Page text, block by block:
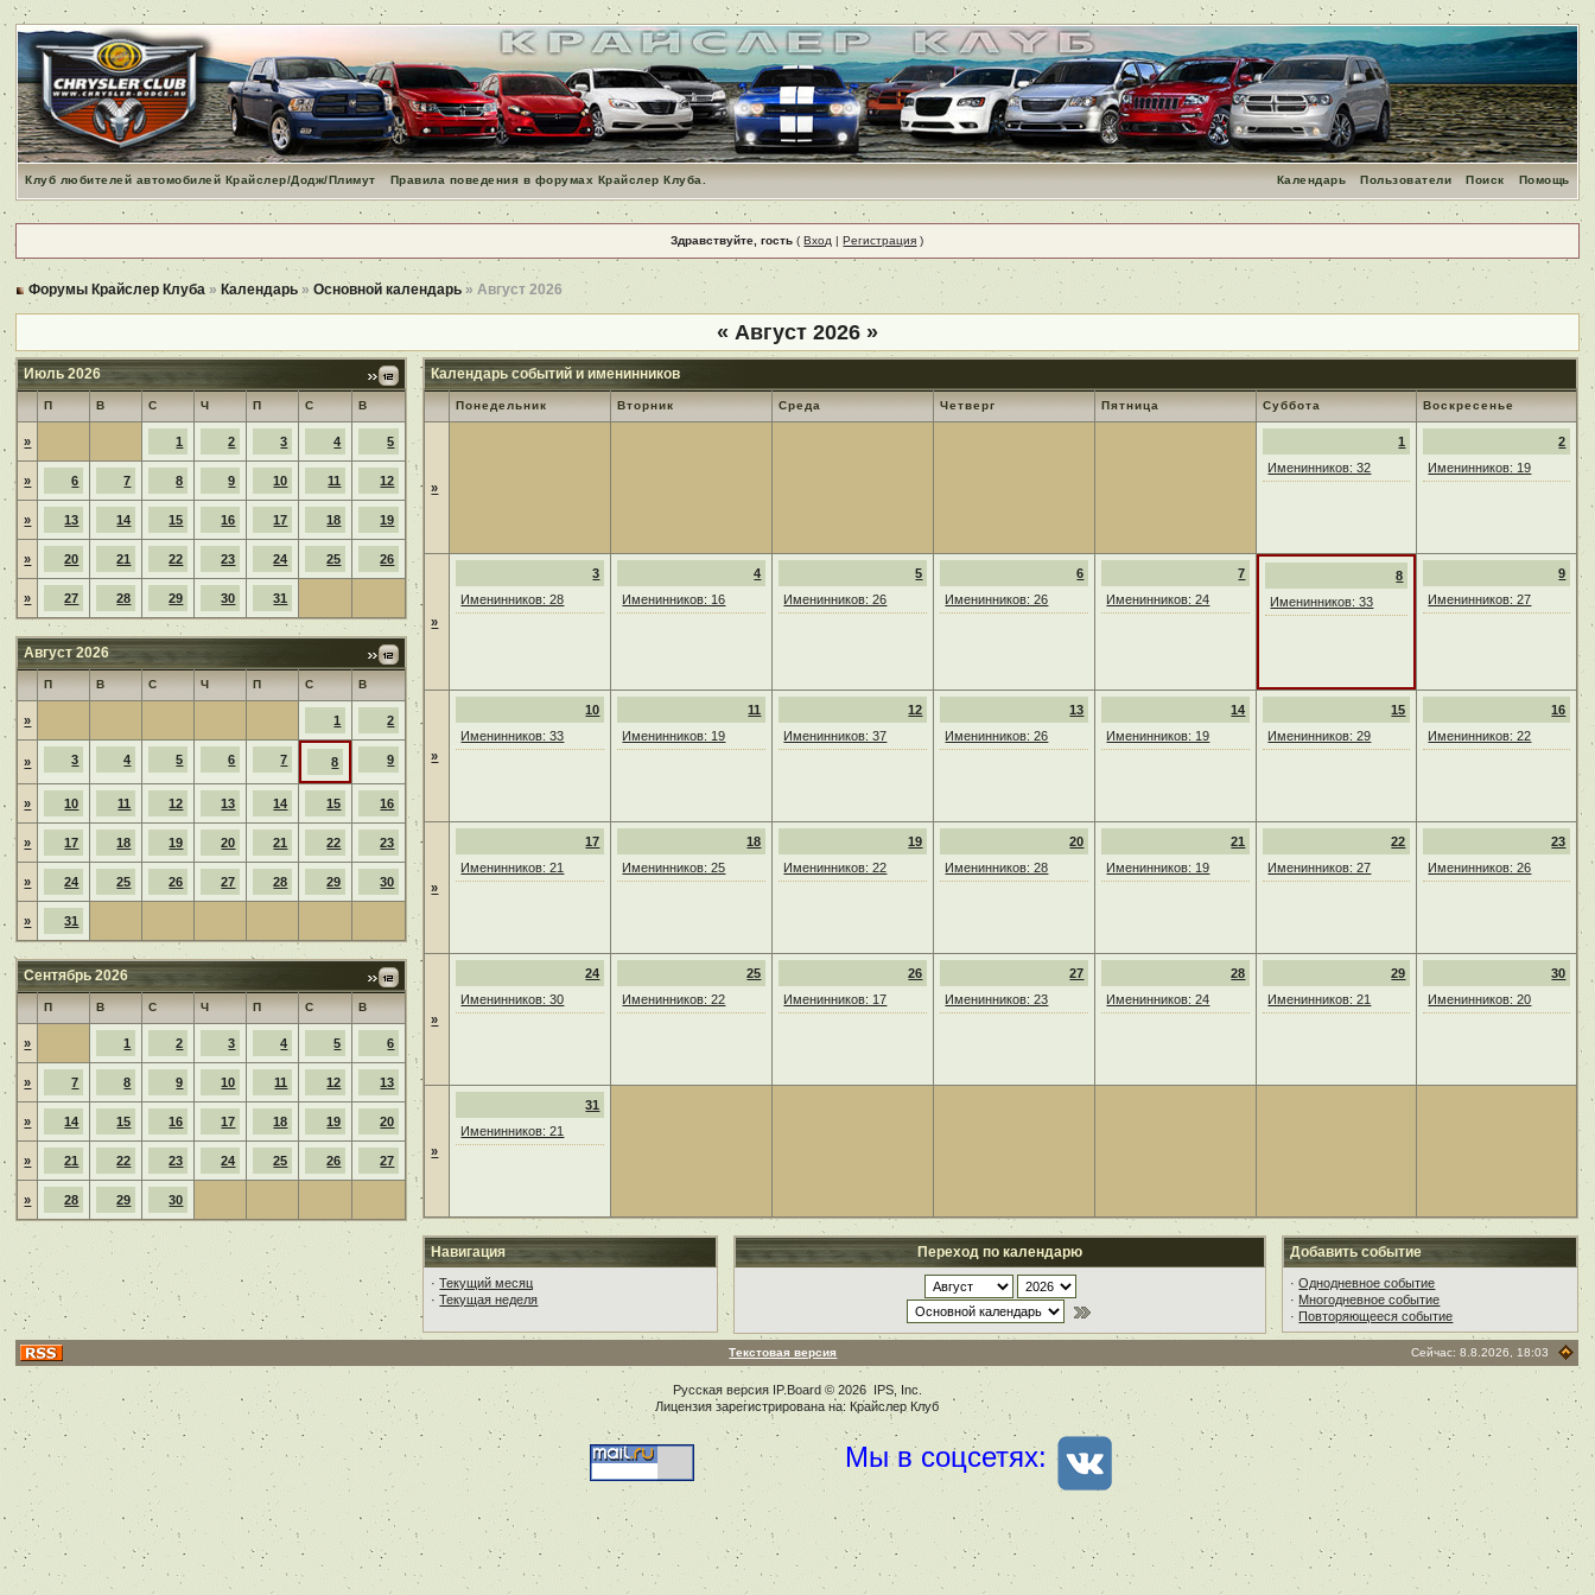
Клуб любителей автомобилей Крайслер/Додж/Плимут Правила поведения в форумах Крайслер Клуба. Помощь
Поиск
Пользователи
Календарь
Здравствуйте, гость (Вход |Регистрация )
Форумы Крайслер Клуба »Календарь »Основной календарь » Август 2026
« Август 2026 »
Июль 2026
П В С Ч П С В
» 1 2 3 4 5
» 6 7 8 9 10 11 12
» 13 14 15 16 17 18 19
» 20 21 22 23 24 25 26
» 27 28 29 30 31
Август 2026
П В С Ч П С В
» 1 2
» 3 4 5 6 7 8 9
» 10 11 12 13 14 15 16
» 17 18 19 20 21 22 23
» 24 25 26 27 28 29 30
» 31
Сентябрь 2026
П В С Ч П С В
» 1 2 3 4 5 6
» 7 8 9 10 11 12 13
» 14 15 16 17 18 19 20
» 21 22 23 24 25 26 27
» 28 29 30
Календарь событий и именинников
Понедельник Вторник Среда Четверг Пятница Суббота Воскресенье
»
1
Именинников: 32
2
Именинников: 19
»
3
Именинников: 28
4
Именинников: 16
5
Именинников: 26
6
Именинников: 26
7
Именинников: 24
8
Именинников: 33
9
Именинников: 27
»
10
Именинников: 33
11
Именинников: 19
12
Именинников: 37
13
Именинников: 26
14
Именинников: 19
15
Именинников: 29
16
Именинников: 22
»
17
Именинников: 21
18
Именинников: 25
19
Именинников: 22
20
Именинников: 28
21
Именинников: 19
22
Именинников: 27
23
Именинников: 26
»
24
Именинников: 30
25
Именинников: 22
26
Именинников: 17
27
Именинников: 23
28
Именинников: 24
29
Именинников: 21
30
Именинников: 20
»
31
Именинников: 21
Навигация
·Текущий месяц
·Текущая неделя
Переход по календарю Добавить событие
·Однодневное событие
· Многодневное событие
· Повторяющееся событие
Текстовая версия Сейчас: 8.8.2026, 18:03
Русская версия IP.Board© 2026 IPS, Inc
Лицензия зарегистрирована на: Крайслер Клуб
Мы в соцсетях: